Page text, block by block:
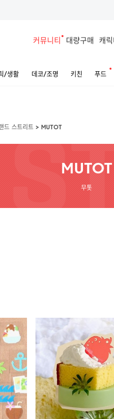
커뮤니티 대량구매 캐
/생활 데코/조명 키친 푸드
드 스트리트 > MUTOT
MUTOT
무톳